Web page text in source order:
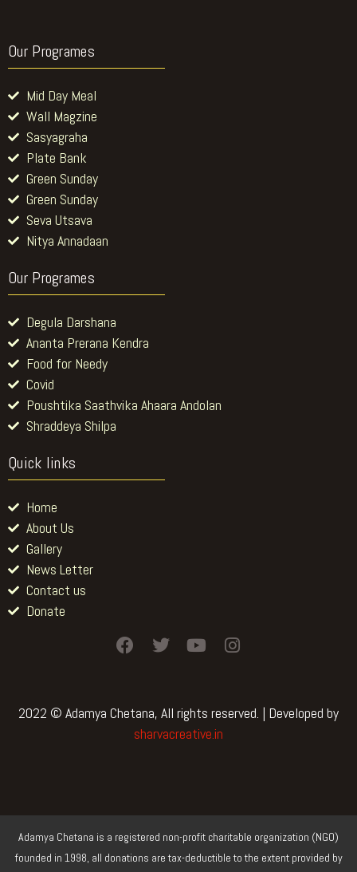
Our Programes
Mid Day Meal
Wall Magzine
Sasyagraha
Plate Bank
Green Sunday
Green Sunday
Seva Utsava
Nitya Annadaan
Our Programes
Degula Darshana
Ananta Prerana Kendra
Food for Needy
Covid
Poushtika Saathvika Ahaara Andolan
Shraddeya Shilpa
Quick links
Home
About Us
Gallery
News Letter
Contact us
Donate
F
a
b
T
w
t
e
Y
o
u
b
I
n
a
2022 © Adamya Chetana, All rights reserved. | Developed by
sharvacreative.in
Adamya Chetana is a registered non-profit charitable organization (NGO)
founded in 1998, all donations are tax-deductible to the extent provided by